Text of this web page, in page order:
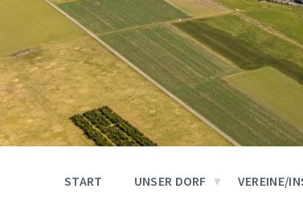
START UNSER DORF VEREINE/